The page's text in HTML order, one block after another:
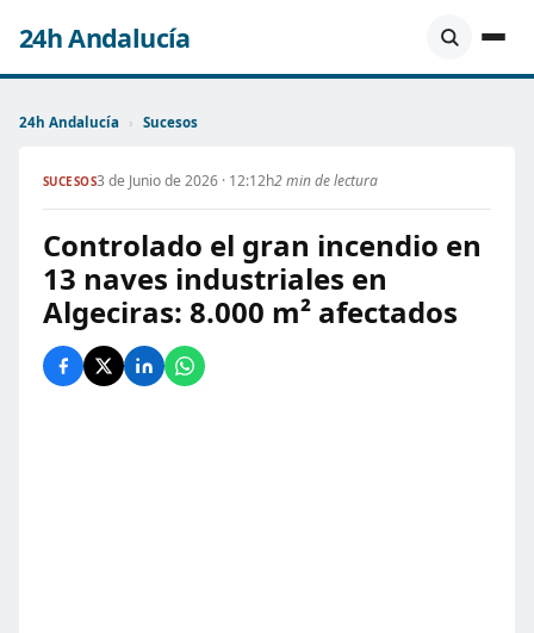
24h Andalucía
24h Andalucía › Sucesos
SUCESOS3 de Junio de 2026 · 12:12h2 min de lectura
Controlado el gran incendio en
13 naves industriales en
Algeciras: 8.000 m² afectados